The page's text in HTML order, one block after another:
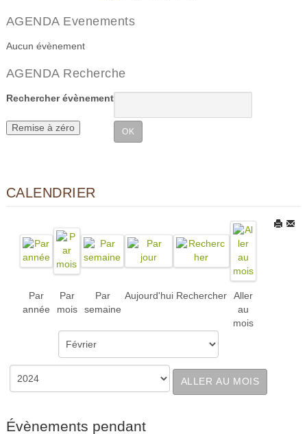
AGENDA Evenements
Aucun évènement
AGENDA Recherche
Rechercher évènement
CALENDRIER
Par
année
Par
mois
Par
semaine
Aujourd'hui Rechercher
Aller
au
mois
ALLER AU MOIS
Évènements pendant